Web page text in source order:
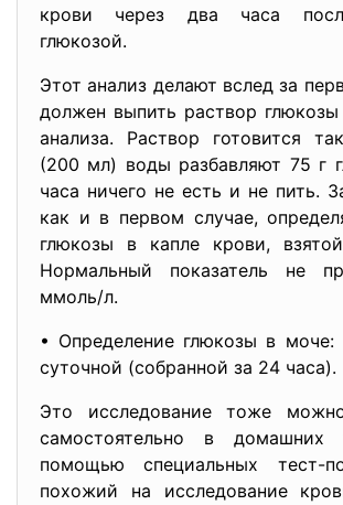
крови через два часа
глюкозой.
Этот анализ делают вслед за
должен выпить раствор глюкозы
анализа. Раствор готовится
(200 мл) воды разбавляют 75 г
часа ничего не есть и не пить.
как и в первом случае,
глюкозы в капле крови,
Нормальный показатель не
ммоль/л.
• Определение глюкозы в моче:
суточной (собранной за 24 часа).
Это исследование тоже
самостоятельно в домашних
помощью специальных тест-
похожий на исследование